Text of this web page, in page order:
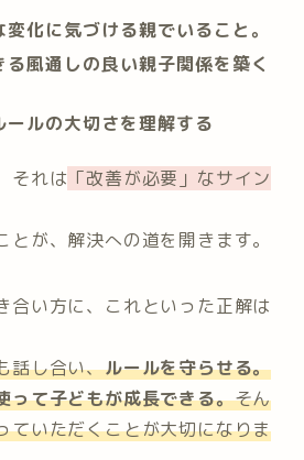
化に気づける親でいること。
風通しの良い親子関係を築く
ールの大切さを理解する
それは 「改善が必要」なサイン
が、解決への道を開きます。
合い方に、これといった正解は
話し合い、ルールを守らせる。
って子どもが成長できる。そん
ていただくことが大切になりま